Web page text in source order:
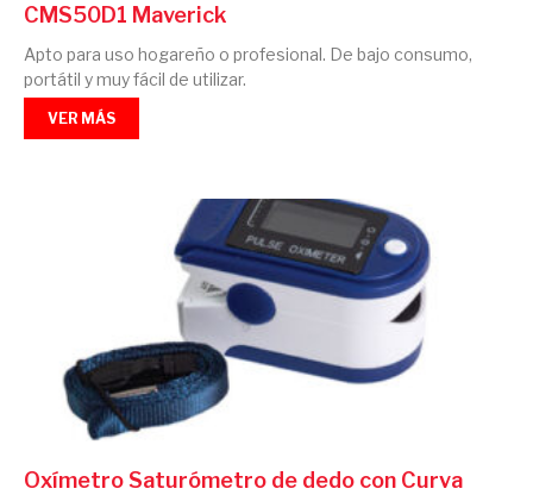
CMS50D1 Maverick
Apto para uso hogareño o profesional. De bajo consumo,
portátil y muy fácil de utilizar.
VER MÁS
Oxímetro Saturómetro de dedo con Curva